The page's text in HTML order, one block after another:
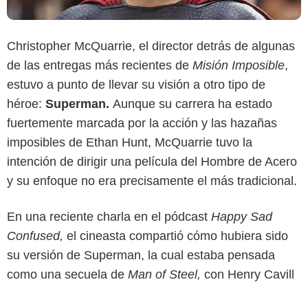
Christopher McQuarrie, el director detrás de algunas
de las entregas más recientes de Misión Imposible,
estuvo a punto de llevar su visión a otro tipo de
héroe: Superman. Aunque su carrera ha estado
fuertemente marcada por la acción y las hazañas
imposibles de Ethan Hunt, McQuarrie tuvo la
intención de dirigir una película del Hombre de Acero
y su enfoque no era precisamente el más tradicional.
En una reciente charla en el pódcast Happy Sad
Confused, el cineasta compartió cómo hubiera sido
su versión de Superman, la cual estaba pensada
como una secuela de Man of Steel, con Henry Cavill